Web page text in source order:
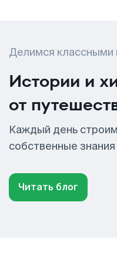
Делимся классными
Истории и
от
Каждый день
собственные
Читать блог